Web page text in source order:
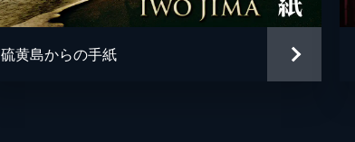
ナバー
硫黄島からの手紙